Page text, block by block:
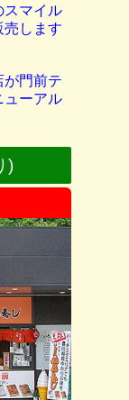
スマイル
売します
が門前テ
ューアル
)